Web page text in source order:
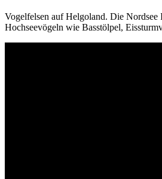
Vogelfelsen auf Helgoland. Die
Hochseevögeln wie Basstölpel,